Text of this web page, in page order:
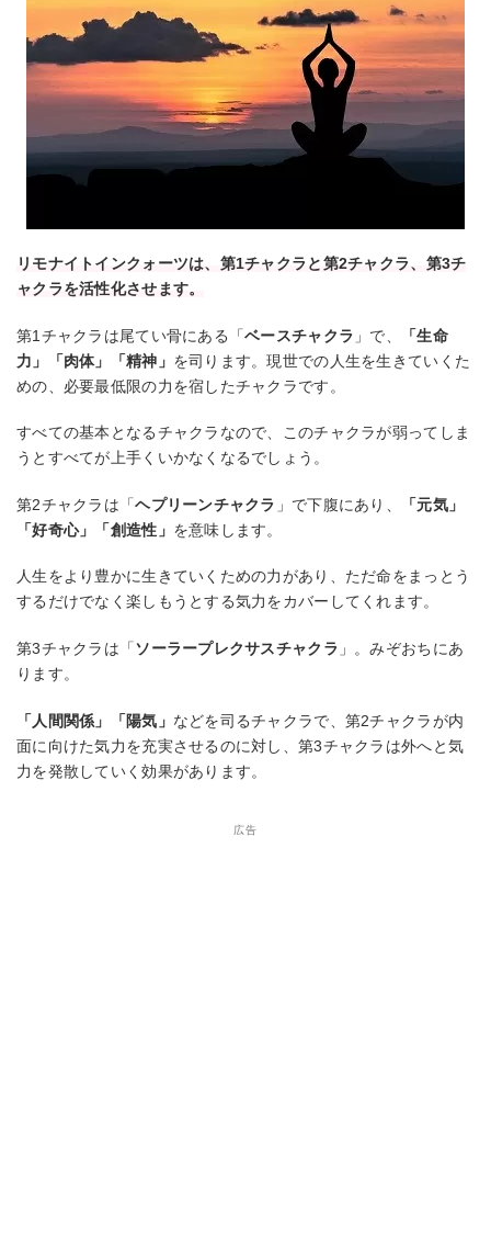
リモナイトインクォーツは、第1チャクラと第2チャクラ、第3チ
ャクラを活性化させます。
第1チャクラは尾てい骨にある「ベースチャクラ 」で、
「生命
力」「肉体」「精神」 を司ります。現世での人生を生きていくた
めの、必要最低限の力を宿したチャクラです。
すべての基本となるチャクラなので、このチャクラが弱ってしま
うとすべてが上手くいかなくなるでしょう。
第2チャクラは「ヘプリーンチャクラ 」で下腹にあり、
「元気」
「好奇心」「創造性」 を意味します。
人生をより豊かに生きていくための力があり、ただ命をまっとう
するだけでなく楽しもうとする気力をカバーしてくれます。
第3チャクラは「 ソーラープレクサスチャクラ 」。みぞおちにあ
ります。
「人間関係」「陽気」 などを司るチャクラで、第2チャクラが内
面に向けた気力を充実させるのに対し、第3チャクラは外へと気
力を発散していく効果があります。
広告